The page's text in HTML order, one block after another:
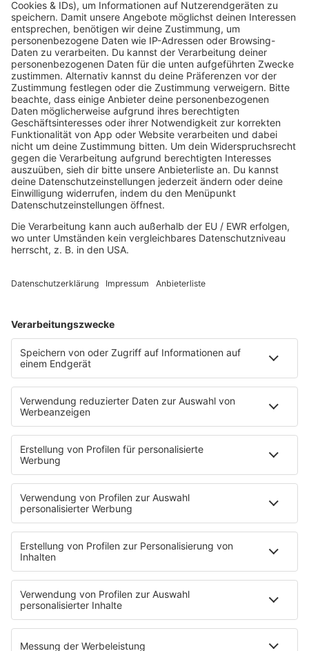
80s80s BOWIE
80s80s BREAKDANCE
80s80s DANCE
80s80s DARK WAVE
80s80s DEPECHE MODE
80s80s DEUTSCH
80s80s DINNERPARTY
80s80s EBM
80s80s FREESTYLE
80s80s FUNK & SOUL
80s80s HIPHOP
80s80s IN THE MIX
80s80s ITALO DISCO
80s80s ITALO DISCO IN THE MIX
80s80s JACKSON
80s80s LIVE
80s80s MAXIS
80s80s PARTY
80s80s POP STORIES
80s80s PRINCE
80s80s QUEEN
80s80s REGGAE
80s80s ROCK
80s80s ROMANTIC ROCK
80s80s SOUL BALLADS
80s80s SUMMER
80s80s TECHNO
80s80s WAVE
80s80s XMAS
80s80s YACHT ROCK
60s und 70s gibt es auf NORA
Musik
80s Musik in der DDR
Peters Pop Stories
News
Songsuche